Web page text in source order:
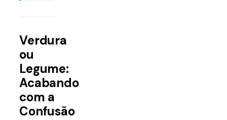
Verdura
ou
Legume:
Acabando
com a
Confusão